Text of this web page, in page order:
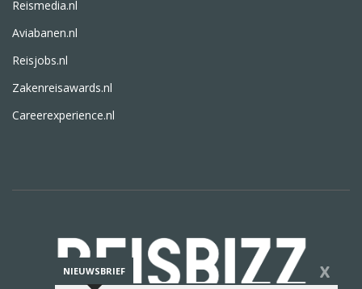
Reismedia.nl
Aviabanen.nl
Reisjobs.nl
Zakenreisawards.nl
Careerexperience.nl
NIEUWSBRIEF X